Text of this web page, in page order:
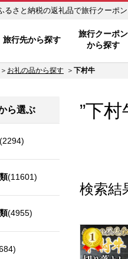
下村牛】のお礼の品一覧 ふるさと納税の返礼
旅行先から探す
旅行クーポン
から探す
お礼の品から探す 下村牛
”下
検索結
ら選ぶ
(11601)
(4955)